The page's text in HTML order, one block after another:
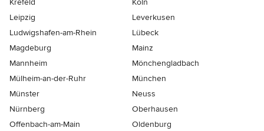
Krefeld
Köln
Leipzig
Leverkusen
Ludwigshafen-am-Rhein
Lübeck
Magdeburg
Mainz
Mannheim
Mönchen­gladbach
Mülheim-an-der-Ruhr
München
Münster
Neuss
Nürnberg
Oberhausen
Offenbach-am-Main
Oldenburg